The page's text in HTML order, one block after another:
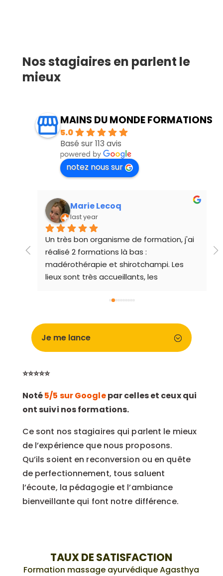
Nos stagiaires en parlent le
mieux
MAINS DU MONDE FORMATIONS
5.0
Basé sur 113 avis
notez nous sur
Marie Lecoq
last year
Un très bon organisme de formation, j'ai
réalisé 2 formations là bas :
madérothérapie et shirotchampi. Les
lieux sont très accueillants, les
chaleureuse. Je recommande !
Je me lance
⭐⭐⭐⭐⭐
Noté5/5 sur Googlepar celles et ceux qui
ont suivi nos formations.
Ce sont nos stagiaires qui parlent le mieux
de l’expérience que nous proposons.
Qu’ils soient en reconversion ou en quête
de perfectionnement, tous saluent
l’écoute, la pédagogie et l’ambiance
bienveillante qui font notre différence.
TAUX DE SATISFACTION
Formation massage ayurvédique Agasthya